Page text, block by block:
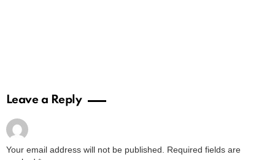
Leave a Reply
Your email address will not be published.
Required fields are